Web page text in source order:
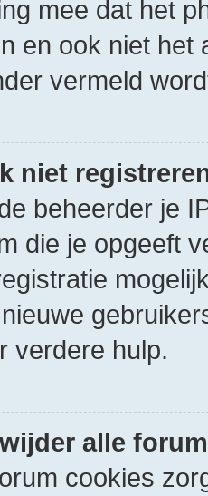
mee dat het
en ook niet
vermeld
niet
beheerder je
die je opgeeft
verdere hulp.
alle
cookies